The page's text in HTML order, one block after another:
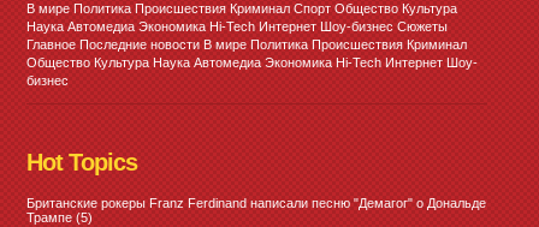
В мире Политика Происшествия Криминал Спорт Общество Культура
Наука Автомедиа Экономика Hi-Tech Интернет Шоу-бизнес Сюжеты
Главное Последние новости В мире Политика Происшествия Криминал
Общество Культура Наука Автомедиа Экономика Hi-Tech Интернет Шоу-
бизнес
Hot Topics
Британские рокеры Franz Ferdinand написали песню "Демагог" о Дональде
Трампе (5)